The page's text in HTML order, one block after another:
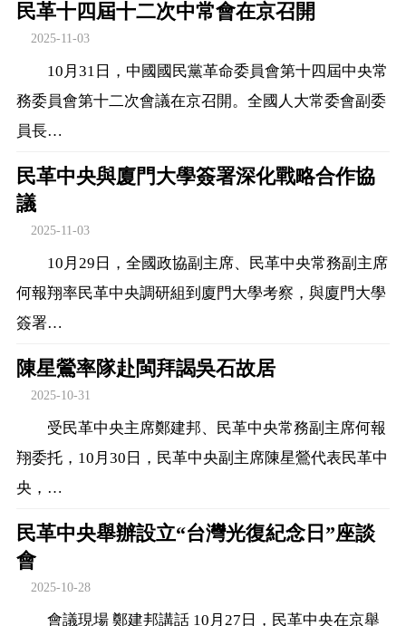
民革十四屆十二次中常會在京召開
2025-11-03
10月31日，中國國民黨革命委員會第十四屆中央常
務委員會第十二次會議在京召開。全國人大常委會副委
員長…
民革中央與廈門大學簽署深化戰略合作協
議
2025-11-03
10月29日，全國政協副主席、民革中央常務副主席
何報翔率民革中央調研組到廈門大學考察，與廈門大學
簽署…
陳星鶯率隊赴閩拜謁吳石故居
2025-10-31
受民革中央主席鄭建邦、民革中央常務副主席何報
翔委托，10月30日，民革中央副主席陳星鶯代表民革中
央，…
民革中央舉辦設立“台灣光復紀念日”座談
會
2025-10-28
會議現場 鄭建邦講話 10月27日，民革中央在京舉